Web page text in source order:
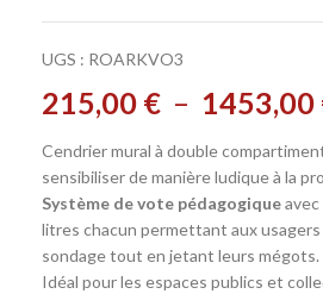
UGS : ROARKVO3
215,00 € – 1453,00
Cendrier mural à double
sensibiliser de manière ludique à la
Système de vote pédagogique
litres chacun permettant aux
sondage tout en jetant leurs mégots.
Idéal pour les espaces publics et